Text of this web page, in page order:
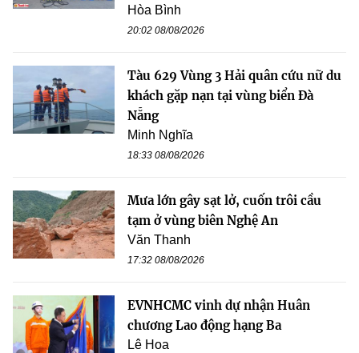
Hòa Bình
20:02 08/08/2026
Tàu 629 Vùng 3 Hải quân cứu nữ du
khách gặp nạn tại vùng biển Đà
Nẵng
Minh Nghĩa
18:33 08/08/2026
Mưa lớn gây sạt lở, cuốn trôi cầu
tạm ở vùng biên Nghệ An
Văn Thanh
17:32 08/08/2026
EVNHCMC vinh dự nhận Huân
chương Lao động hạng Ba
Lê Hoa